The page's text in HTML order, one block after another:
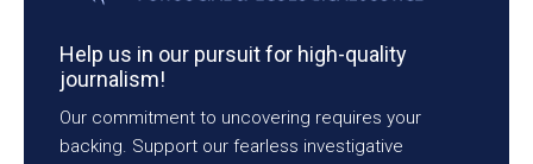
Help us in our pursuit for high-quality
journalism!
Our commitment to uncovering requires your
backing. Support our fearless investigative